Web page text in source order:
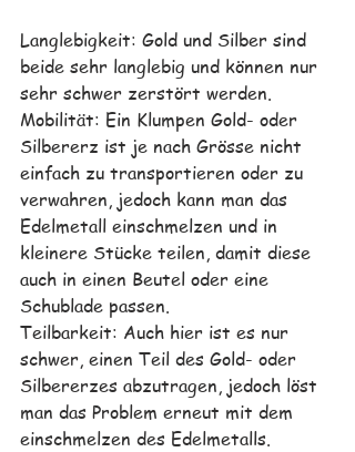
Langlebigkeit: Gold und Silber sind
beide sehr langlebig und können nur
sehr schwer zerstört werden.
Mobilität: Ein Klumpen Gold- oder
Silbererz ist je nach Grösse nicht
einfach zu transportieren oder zu
verwahren, jedoch kann man das
Edelmetall einschmelzen und in
kleinere Stücke teilen, damit diese
auch in einen Beutel oder eine
Schublade passen.
Teilbarkeit: Auch hier ist es nur
schwer, einen Teil des Gold- oder
Silbererzes abzutragen, jedoch löst
man das Problem erneut mit dem
einschmelzen des Edelmetalls.